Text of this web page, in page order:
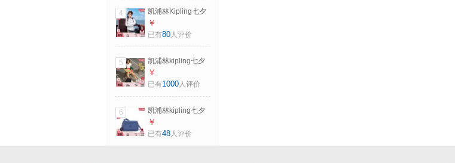
4
凯浦林Kipling七夕
礼物男女新款百搭
时尚轻便背提包单
￥
已有80人评价
5
凯浦林kipling七夕
礼物男女款大容量
轻便出游首尔包双
￥
已有1000人评价
6
凯浦林kipling七夕
情人节礼物男女新
款简约背提单肩
￥
已有48人评价